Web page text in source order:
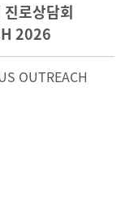
로상담회
2026
OUTREACH